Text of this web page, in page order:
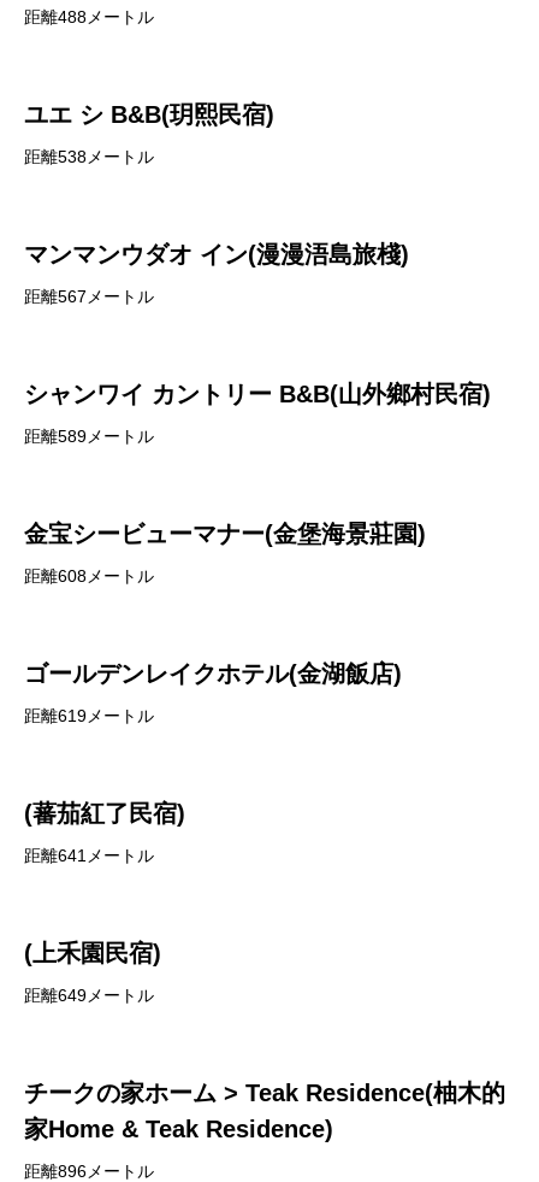
距離488メートル
ユエ シ B&B(玥熙民宿)
距離538メートル
マンマンウダオ イン(漫漫浯島旅棧)
距離567メートル
シャンワイ カントリー B&B(山外鄉村民宿)
距離589メートル
金宝シービューマナー(金堡海景莊園)
距離608メートル
ゴールデンレイクホテル(金湖飯店)
距離619メートル
(蕃茄紅了民宿)
距離641メートル
(上禾園民宿)
距離649メートル
チークの家ホーム > Teak Residence(柚木的
家Home & Teak Residence)
距離896メートル